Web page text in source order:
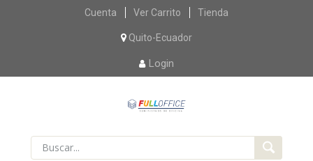
Skip
content
Cuenta Ver Carrito Tienda
Quito-Ecuador
Login